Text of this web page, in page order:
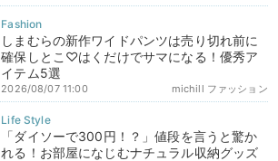
しまむらの新作ワイドパンツは売り切れ前に
確保しとこ♡はくだけでサマになる！優秀ア
イテム5選
michill ファッション
2026/08/07 11:00
「ダイソーで300円！？」値段を言うと驚か
れる！お部屋になじむナチュラル収納グッズ